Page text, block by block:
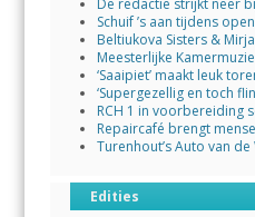
De redactie strijkt neer
Schuif ’s aan tijdens
Beltiukova Sisters &
Meesterlijke
‘Saaipiet’ maakt leuk
‘Supergezellig en toch
RCH 1 in voorbereiding
Repaircafé brengt
Turenhout’s Auto van de
Edities